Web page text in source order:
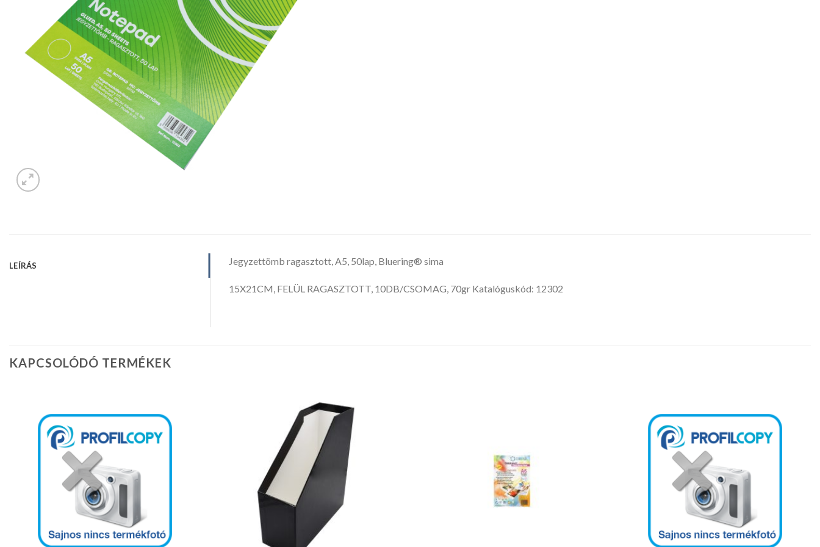
LEÍRÁS Jegyzettömb ragasztott, A5, 50lap, Bluering® sima
15X21CM, FELÜL RAGASZTOTT, 10DB/CSOMAG, 70gr Katalóguskód: 12302
KAPCSOLÓDÓ TERMÉKEK
Kedvencekhez Kedvencekhez Kedvencekhez